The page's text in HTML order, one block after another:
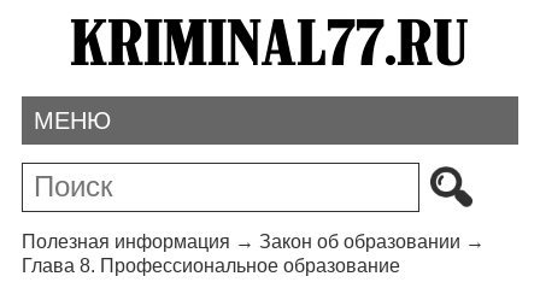
МЕНЮ
Полезная информация → Закон об образовании →
Глава 8. Профессиональное образование